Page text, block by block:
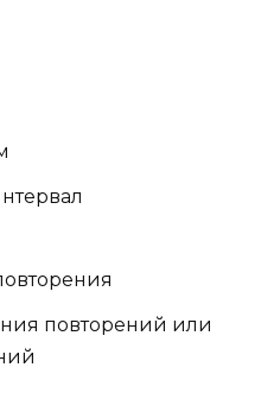
повторений или